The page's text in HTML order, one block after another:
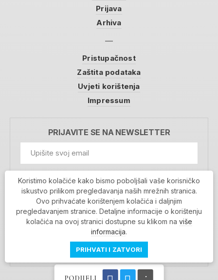
PODIJELI
Prijava
Arhiva
Pristupačnost
Zaštita podataka
Uvjeti korištenja
Impressum
PRIJAVITE SE NA NEWSLETTER
Prihvaćam da se moji podaci spremaju u bazu
podataka i koriste u svrhu slanja MojaRijeka
newslettera
MOJARIJEKA NEWSLETTER
PRIJAVI SE
Koristimo kolačiće kako bismo poboljšali vaše korisničko
iskustvo prilikom pregledavanja naših mrežnih stranica.
Ovo prihvaćate korištenjem kolačića i daljnjim
pregledavanjem stranice. Detaljne informacije o korištenju
kolačića na ovoj stranici dostupne su klikom na više
informacija.
PRIHVATI I ZATVORI